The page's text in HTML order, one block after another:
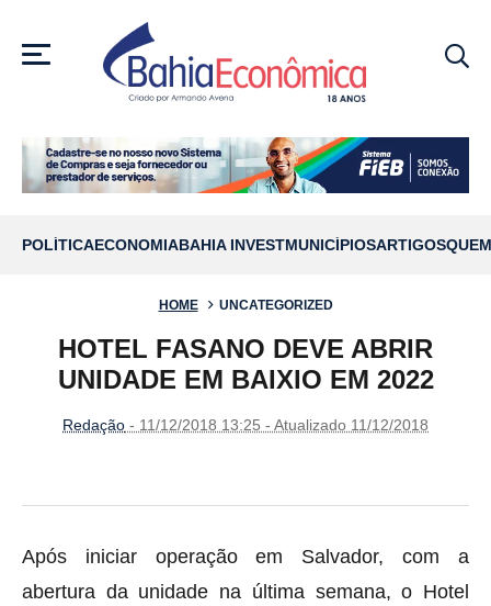
MENU
POLÍTICAECONOMIABAHIA INVESTMUNICÍPIOSARTIGOS
HOME UNCATEGORIZED
HOTEL FASANO DEVE ABRIR
UNIDADE EM BAIXIO EM 2022
Redação - 11/12/2018 13:25 - Atualizado 11/12/2018
Após iniciar operação em Salvador, com a
abertura da unidade na última semana, o Hotel